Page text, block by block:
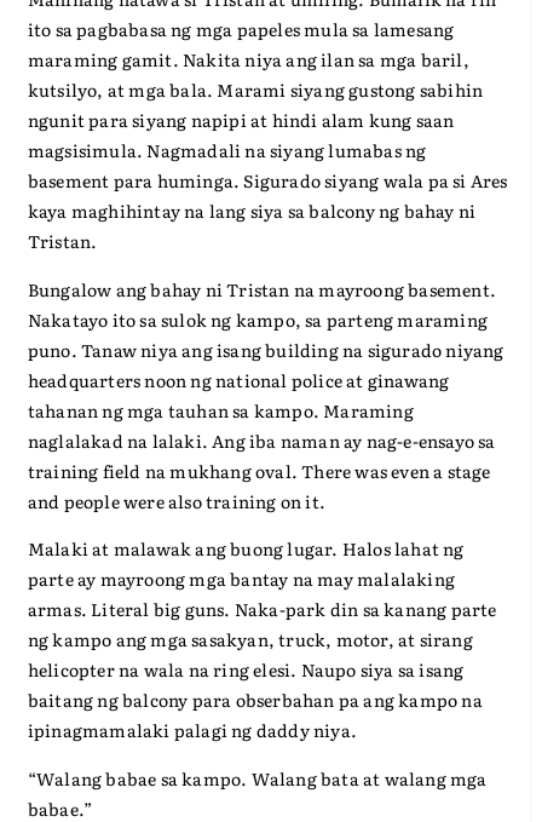
ito sa pagbabasa ng mga papeles mula sa lamesang
maraming gamit. Nakita niya ang ilan sa mga baril,
kutsilyo, at mga bala. Marami siyang gustong sabihin
ngunit para siyang napipi at hindi alam kung saan
magsisimula. Nagmadali na siyang lumabas ng
basement para huminga. Sigurado siyang wala pa si Ares
kaya maghihintay na lang siya sa balcony ng bahay ni
Tristan.
Bungalow ang bahay ni Tristan na mayroong basement.
Nakatayo ito sa sulok ng kampo, sa parteng maraming
puno. Tanaw niya ang isang building na sigurado niyang
headquarters noon ng national police at ginawang
tahanan ng mga tauhan sa kampo. Maraming
naglalakad na lalaki. Ang iba naman ay nag-e-ensayo sa
training field na mukhang oval. There was even a stage
and people were also training on it.
Malaki at malawak ang buong lugar. Halos lahat ng
parte ay mayroong mga bantay na may malalaking
armas. Literal big guns. Naka-park din sa kanang parte
ng kampo ang mga sasakyan, truck, motor, at sirang
helicopter na wala na ring elesi. Naupo siya sa isang
baitang ng balcony para obserbahan pa ang kampo na
ipinagmamalaki palagi ng daddy niya.
“Walang babae sa kampo. Walang bata at walang mga
babae.”